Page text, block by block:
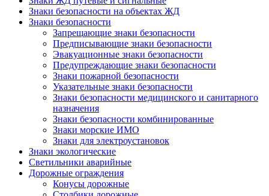
Знаки безопасности на объектах ЖД
Знаки безопасности
Запрещающие знаки безопасности
Предписывающие знаки безопасности
Эвакуационные знаки безопасности
Предупреждающие знаки безопасности
Знаки пожарной безопасности
Указательные знаки безопасности
Знаки безопасности медицинского и санитарного
назначения
Знаки безопасности комбинированные
Знаки морские ИМО
Знаки для электроустановок
Знаки экологические
Светильники аварийные
Дорожные ограждения
Конусы дорожные